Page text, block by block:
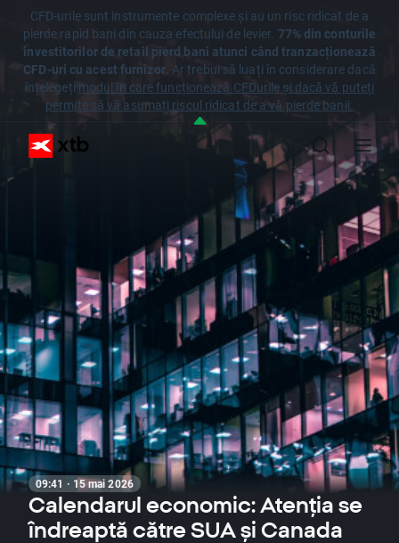
CFD-urile sunt instrumente complexe și au un risc ridicat de a
pierde rapid bani din cauza efectului de levier. 77% din conturile
investitorilor de retail pierd bani atunci când tranzacționează
CFD-uri cu acest furnizor. Ar trebui să luați în considerare dacă
înțelegeți modul în care funcționează CFDurile și dacă vă puteți
permite să vă asumați riscul ridicat de a vă pierde banii.
09:41 · 15 mai 2026
Calendarul economic: Atenția se
îndreaptă către SUA și Canada